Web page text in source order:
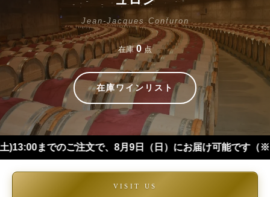
Jean-Jacques Confuron
在庫0 点
在庫ワインリスト
文で、8月9日（日）にお届け可能です（※四国・中国
VISIT US